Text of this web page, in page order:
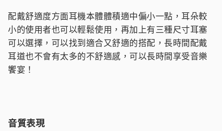
配戴舒適度方面耳機本體體積適中偏小一點，耳朵較
小的使用者也可以輕鬆使用，再加上有三種尺寸耳塞
可以選擇，可以找到適合又舒適的搭配，長時間配戴
耳道也不會有太多的不舒適感，可以長時間享受音樂
饗宴！
音質表現